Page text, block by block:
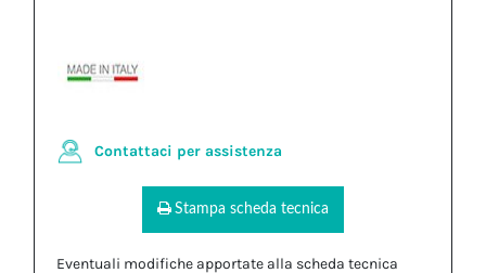
Contattaci per assistenza
Stampa scheda tecnica
Eventuali modifiche apportate alla scheda tecnica